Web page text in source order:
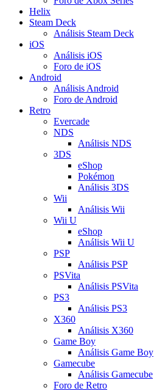
Helix
Steam Deck
Análisis Steam Deck
iOS
Análisis iOS
Foro de iOS
Android
Análisis Android
Foro de Android
Retro
Evercade
NDS
Análisis NDS
3DS
eShop
Pokémon
Análisis 3DS
Wii
Análisis Wii
Wii U
eShop
Análisis Wii U
PSP
Análisis PSP
PSVita
Análisis PSVita
PS3
Análisis PS3
X360
Análisis X360
Game Boy
Análisis Game Boy
Gamecube
Análisis Gamecube
Foro de Retro